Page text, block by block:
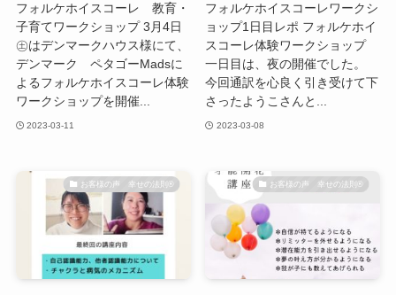
フォルケホイスコーレ 教育・
子育てワークショップ 3月4日
㊏はデンマークハウス様にて、
デンマーク ペタゴーMadsに
よるフォルケホイスコーレ体験
ワークショップを開催...
2023-03-11
フォルケホイスコーレワークシ
ョップ1日目レポ フォルケホイ
スコーレ体験ワークショップ
一日目は、夜の開催でした。
今回通訳を心良く引き受けて下
さったようこさんと...
2023-03-08
お客様の声 幸せの法則®︎ お客様の声 幸せの法則®︎